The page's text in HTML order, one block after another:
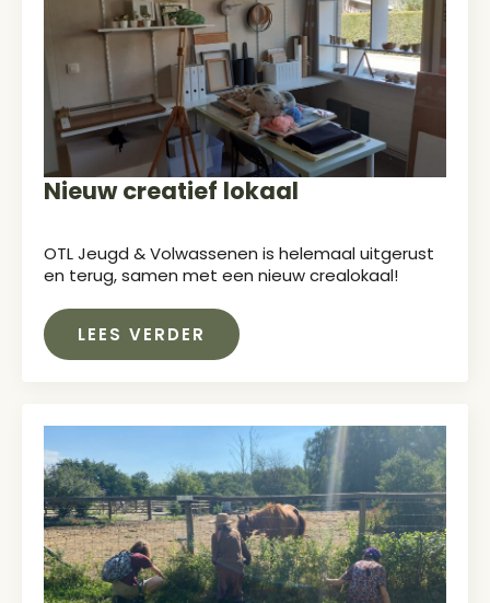
Nieuw creatief lokaal
OTL Jeugd & Volwassenen is helemaal uitgerust
en terug, samen met een nieuw crealokaal!
LEES VERDER